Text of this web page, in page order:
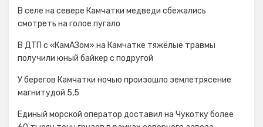
В селе на севере Камчатки медведи сбежались
смотреть на голое пугало
В ДТП с «КамАЗом» на Камчатке тяжёлые травмы
получили юный байкер с подругой
У берегов Камчатки ночью произошло землетрясение
магнитудой 5,5
Единый морской оператор доставил на Чукотку более